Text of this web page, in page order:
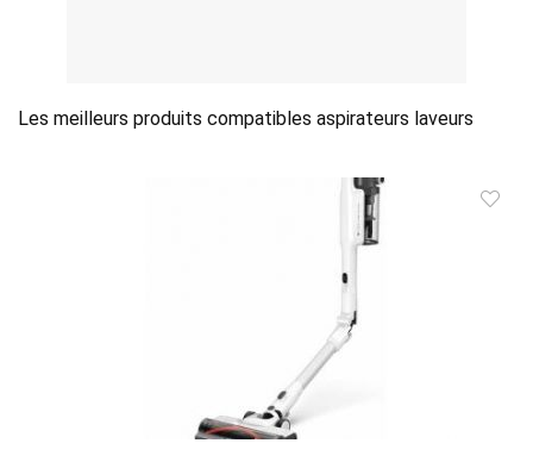
Les meilleurs produits compatibles aspirateurs laveurs